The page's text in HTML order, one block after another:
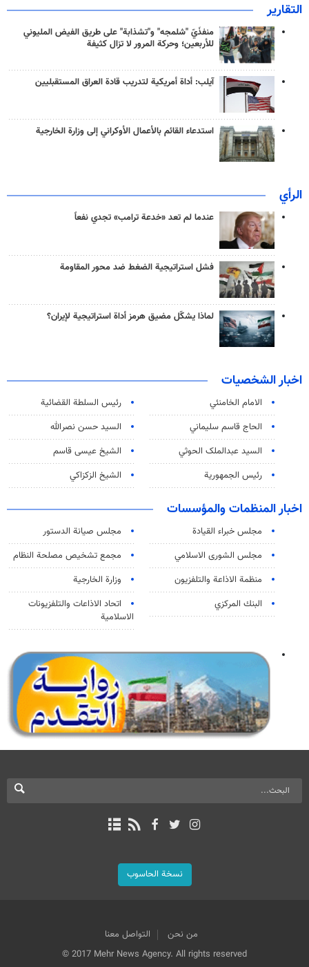
التقارير
منفذَيّ "شلمجه" و"تشذابة" على طريق الفيض المليوني
للأربعين؛ وحركة المرور لا تزال كثيفة
آيلب: أداة أمريكية لتدريب قادة العراق المستقبليين
استدعاء القائم بالأعمال الأوكراني إلى وزارة الخارجية
الرأي
عندما لم تعد «خدعة ترامب» تجدي نفعاً
فشل استراتيجية الضغط ضد محور المقاومة
لماذا يشكّل مضيق هرمز أداة استراتيجية لإيران؟
اخبار الشخصيات
الامام الخامنئي
رئیس السلطة القضائیة
الحاج قاسم سليماني
السيد حسن نصرالله
السید عبدالملک الحوثي
الشيخ عيسى قاسم
رئيس الجمهورية
الشيخ الزكزاكي
اخبار المنظمات والمؤسسات
مجلس خبراء القيادة
مجلس صيانة الدستور
مجلس الشورى الاسلامي
مجمع تشخيص مصلحة النظام
منظمة الاذاعة والتلفزیون
وزارة الخارجية
البنك المركزي
اتحاد الاذاعات والتلفزيونات
الاسلامية
نسخة الحاسوب
من نحن
التواصل معنا
© 2017 Mehr News Agency. All rights reserved